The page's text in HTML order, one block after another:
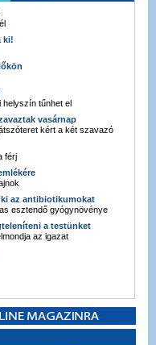
ki!
helyszín tűnhet el
vasárnap
kért a két szavazó
férj
az antibiotikumokat
esztendő gyógynövénye
a testünket
az igazat